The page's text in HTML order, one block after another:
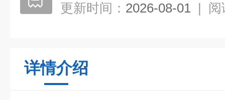
更新时间： 2026-08-01 | 阅
详情介绍